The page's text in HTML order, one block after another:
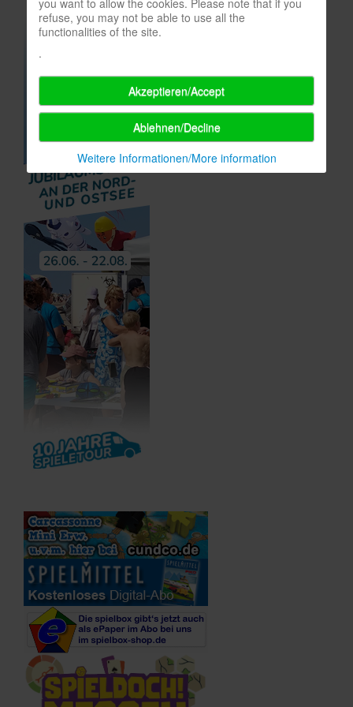
refuse, you may not be able to use all the
functionalities of the site.
.
Akzeptieren/Accept
Ablehnen/Decline
Weitere Informationen/More information